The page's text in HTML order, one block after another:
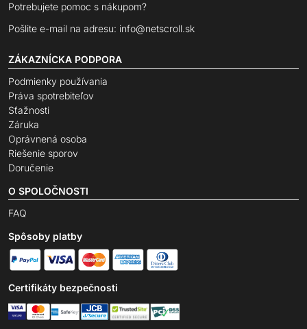
Potrebujete pomoc s nákupom?
Pošlite e-mail na adresu: info@netscroll.sk
ZÁKAZNÍCKA PODPORA
Podmienky používania
Práva spotrebiteľov
Sťažnosti
Záruka
Oprávnená osoba
Riešenie sporov
Doručenie
O SPOLOČNOSTI
FAQ
Spôsoby platby
Certifikáty bezpečnosti